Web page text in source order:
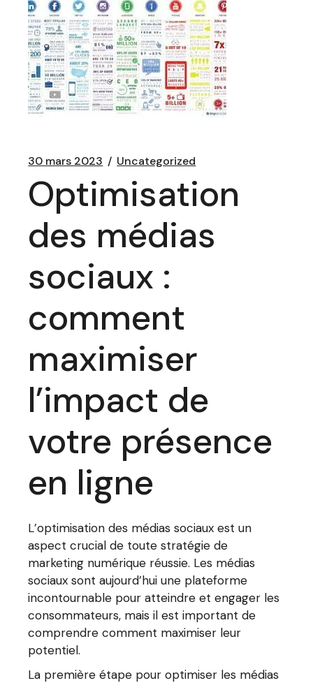
30 mars 2023 Uncategorized
Optimisation
des médias
sociaux :
comment
maximiser
l’impact de
votre présence
en ligne
L’optimisation des médias sociaux est un
aspect crucial de toute stratégie de
marketing numérique réussie. Les médias
sociaux sont aujourd’hui une plateforme
incontournable pour atteindre et engager les
consommateurs, mais il est important de
comprendre comment maximiser leur
potentiel.
La première étape pour optimiser les médias